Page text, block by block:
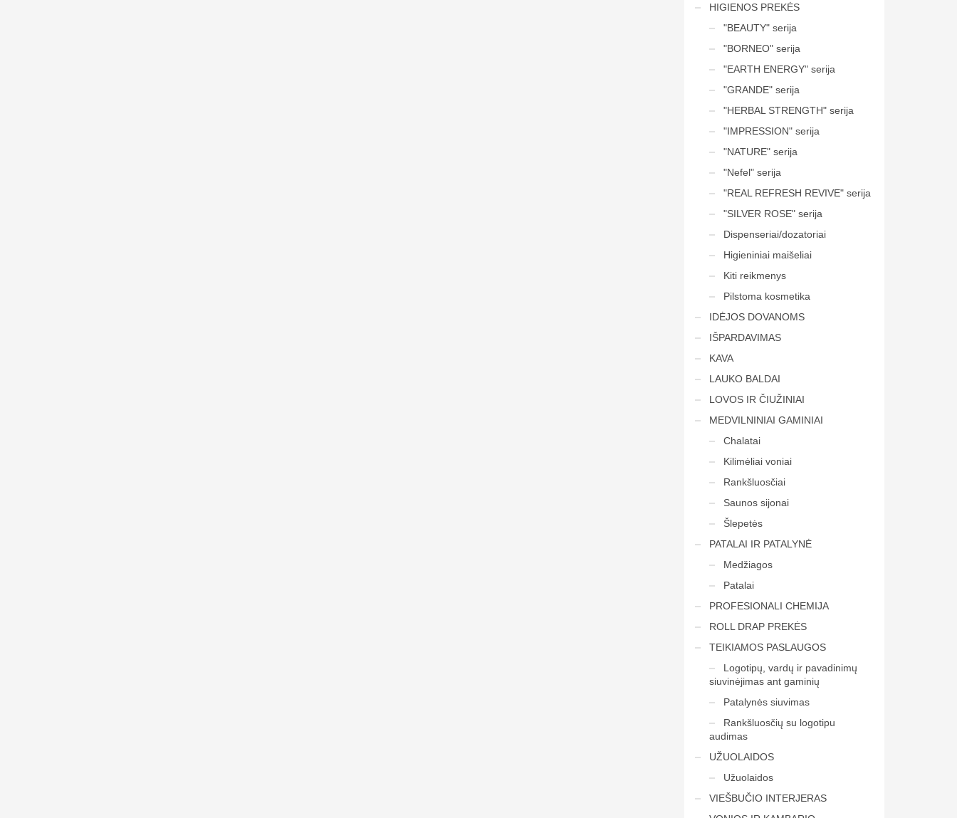
HIGIENOS PREKĖS
"BEAUTY" serija
"BORNEO" serija
"EARTH ENERGY" serija
"GRANDE" serija
"HERBAL STRENGTH" serija
"IMPRESSION" serija
"NATURE" serija
"Nefel" serija
"REAL REFRESH REVIVE" serija
"SILVER ROSE" serija
Dispenseriai/dozatoriai
Higieniniai maišeliai
Kiti reikmenys
Pilstoma kosmetika
IDĖJOS DOVANOMS
IŠPARDAVIMAS
KAVA
LAUKO BALDAI
LOVOS IR ČIUŽINIAI
MEDVILNINIAI GAMINIAI
Chalatai
Kilimėliai voniai
Rankšluosčiai
Saunos sijonai
Šlepetės
PATALAI IR PATALYNĖ
Medžiagos
Patalai
PROFESIONALI CHEMIJA
ROLL DRAP PREKĖS
TEIKIAMOS PASLAUGOS
Logotipų, vardų ir pavadinimų
siuvinėjimas ant gaminių
Patalynės siuvimas
Rankšluosčių su logotipu
audimas
UŽUOLAIDOS
Užuolaidos
VIEŠBUČIO INTERJERAS